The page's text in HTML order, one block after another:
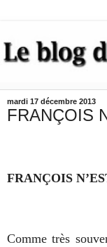
mardi 17 décembre 2013
FRANÇOIS
FRANÇOIS
Comme très